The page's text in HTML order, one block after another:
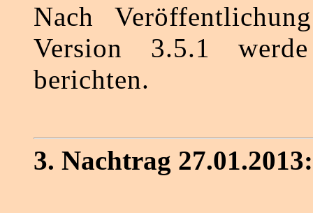
Nach
Version 3.5.1
berichten.
3. Nachtrag 27.01.2013: